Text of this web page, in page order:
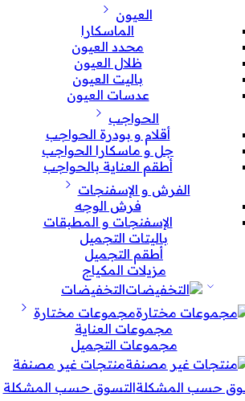
العيون
الماسكارا
محدد العيون
ظلال العيون
باليت العيون
عدسات العيون
الحواجب
أقلام و بودرة الحواجب
جل و ماسكارا الحواجب
أطقم العناية بالحواجب
الفرش و الإسفنجات
فرش الوجه
الإسفنجات و المطبقات
باليتات التجميل
أطقم التجميل
مزيلات المكياج
التخفيضات
مجموعات مختارة
مجموعات العناية
مجموعات التجميل
منتجات غير مصنفة
التسوق حسب المشكلة